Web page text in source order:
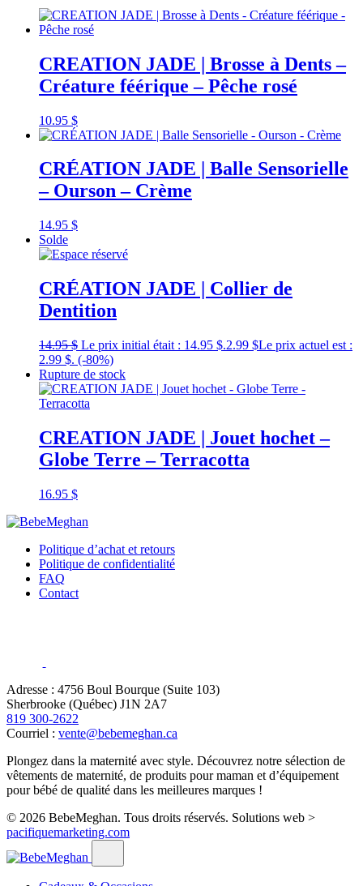
CREATION JADE | Brosse à Dents –
Créature féérique – Pêche rosé
10.95 $
CRÉATION JADE | Balle Sensorielle
– Ourson – Crème
14.95 $
Solde
CRÉATION JADE | Collier de
Dentition
14.95$ Le prix initial était : 14.95 $.2.99 $Le prix actuel est :
2.99 $. (-80%)
Rupture de stock
CREATION JADE | Jouet hochet –
Globe Terre – Terracotta
16.95 $
Politique d’achat et retours
Politique de confidentialité
FAQ
Contact
Adresse : 4756 Boul Bourque (Suite 103)
Sherbrooke (Québec) J1N 2A7
819 300-2622
Courriel : vente@bebemeghan.ca
Plongez dans la maternité avec style. Découvrez notre sélection de
vêtements de maternité, de produits pour maman et d’équipement
pour bébé de qualité dans les meilleures marques !
© 2026 BebeMeghan. Tous droits réservés. Solutions web >
pacifiquemarketing.com